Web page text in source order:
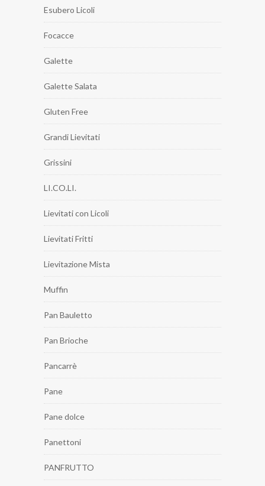
Esubero Licoli
Focacce
Galette
Galette Salata
Gluten Free
Grandi Lievitati
Grissini
LI.CO.LI.
Lievitati con Licoli
Lievitati Fritti
Lievitazione Mista
Muffin
Pan Bauletto
Pan Brioche
Pancarrè
Pane
Pane dolce
Panettoni
PANFRUTTO